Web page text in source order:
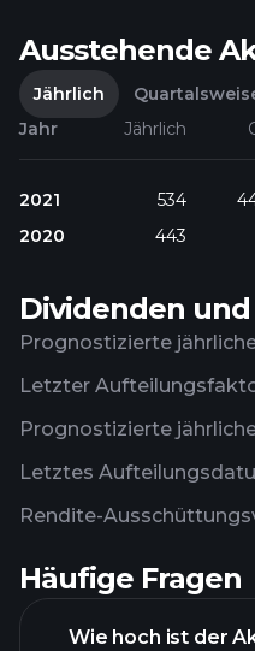
Ausstehende
Jährlich
Jahr
Jährlich
2021 534
2020
443
Dividenden
Prognostizierte
Prognostizierte
Rendite-
Letzter
Letztes
Häufige Fragen
Wie hoch ist der